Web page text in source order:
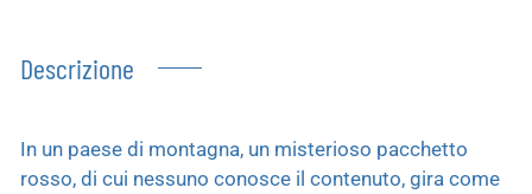
Descrizione
In un paese di montagna, un misterioso pacchetto
rosso, di cui nessuno conosce il contenuto, gira come